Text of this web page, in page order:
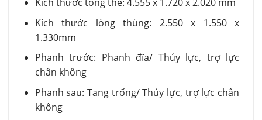
Kích thước lòng thùng: 2.550 x 1.550 x
1.330mm
Phanh trước: Phanh đĩa/ Thủy lực, trợ lực
chân không
Phanh sau: Tang trống/ Thủy lực, trợ lực chân
không